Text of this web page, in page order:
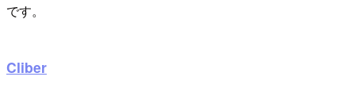
です。
Cliber